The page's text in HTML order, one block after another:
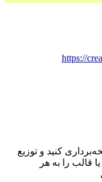
https://
کنید و توزیع
قالب را به هر